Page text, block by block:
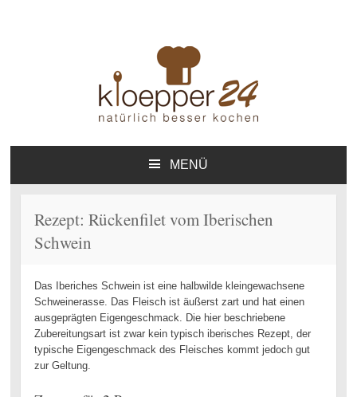
Kloepper24.de – Natürlich
besser kochen – Das Online-
Kochbuch – Private
Homepage
Online-Kochbuch
MENÜ
Rezept: Rückenfilet vom Iberischen
Schwein
Das Iberiches Schwein ist eine halbwilde kleingewachsene
Schweinerasse. Das Fleisch ist äußerst zart und hat einen
ausgeprägten Eigengeschmack. Die hier beschriebene
Zubereitungsart ist zwar kein typisch iberisches Rezept, der
typische Eigengeschmack des Fleisches kommt jedoch gut
zur Geltung.